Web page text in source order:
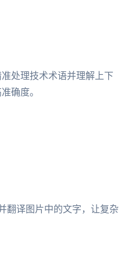
处理技术术语并理解上下
确度。
翻译图片中的文字，让复杂